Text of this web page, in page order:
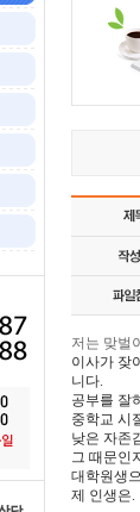
저는 맞벌
이사가 잦
니다.
공부를 잘
중학교 시
낮은 자존
그 때문인
대학원생
제 인생은.